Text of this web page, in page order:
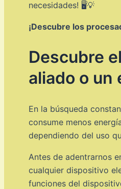
necesidades! 🖥️💡
¡Descubre los
Descubre
aliado o un
En la búsqueda
consume menos
dependiendo del uso
Antes de adentrarnos
cualquier dispositivo
funciones del